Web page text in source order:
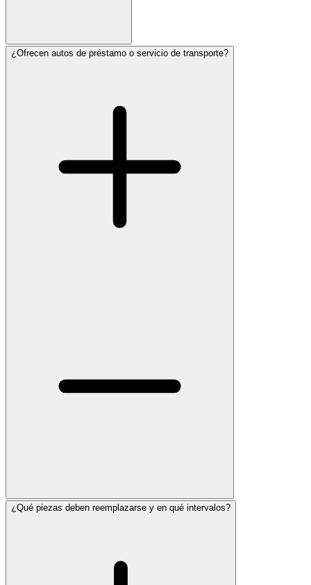
¿Ofrecen autos de préstamo o servicio de transporte?
¿Qué piezas deben reemplazarse y en qué intervalos?